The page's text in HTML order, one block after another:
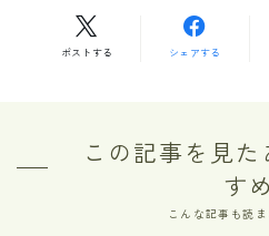
ポストする シェアする
この記事を見
すめ
こんな記事も読